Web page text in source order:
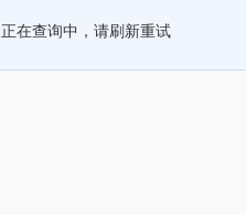
正在查询中，请刷新重试